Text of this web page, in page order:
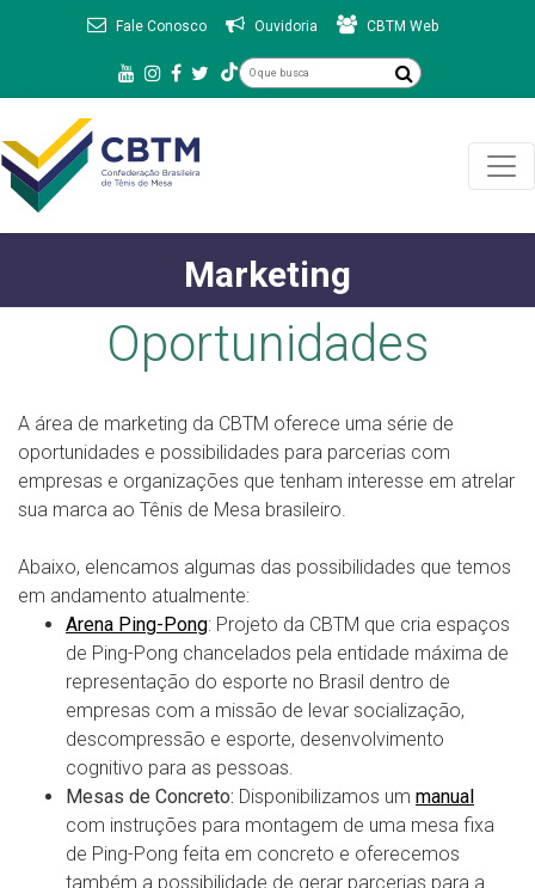
Fale Conosco Ouvidoria CBTM Web
Marketing
Oportunidades
A área de marketing da CBTM oferece uma série de
oportunidades e possibilidades para parcerias com
empresas e organizações que tenham interesse em atrelar
sua marca ao Tênis de Mesa brasileiro.
Abaixo, elencamos algumas das possibilidades que temos
em andamento atualmente:
Arena Ping-Pong: Projeto da CBTM que cria espaços
de Ping-Pong chancelados pela entidade máxima de
representação do esporte no Brasil dentro de
empresas com a missão de levar socialização,
descompressão e esporte, desenvolvimento
cognitivo para as pessoas.
Mesas de Concreto: Disponibilizamos um manual
com instruções para montagem de uma mesa fixa
de Ping-Pong feita em concreto e oferecemos
também a possibilidade de gerar parcerias para a